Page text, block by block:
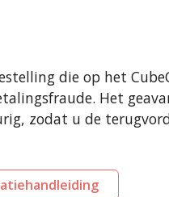
die op het
Het
zodat u de